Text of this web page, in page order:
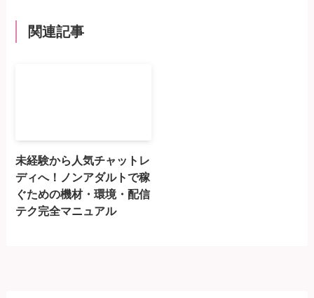
関連記事
未経験から人気チャットレ
ディへ！ノンアダルトで稼
ぐための機材・環境・配信
テク完全マニュアル